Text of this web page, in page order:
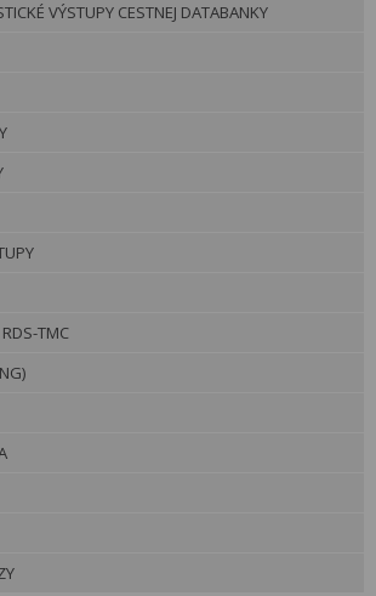
VÝSTUPY CESTNEJ DATABANKY
TMC